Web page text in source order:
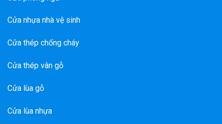
Cửa nhựa nhà vệ sinh
Cửa thép chống cháy
Cửa thép vân gỗ
Cửa lùa gỗ
Cửa lùa nhựa